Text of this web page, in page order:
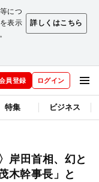
につ
表示
詳しくはこちら
員登録 ログイン
特集 ビジネス
岸田首相、幻と
木幹事長」と